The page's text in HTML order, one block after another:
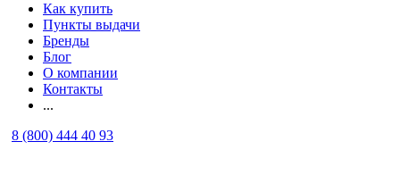
Как купить
Пункты выдачи
Бренды
Блог
О компании
Контакты
...
8 (800) 444 40 93